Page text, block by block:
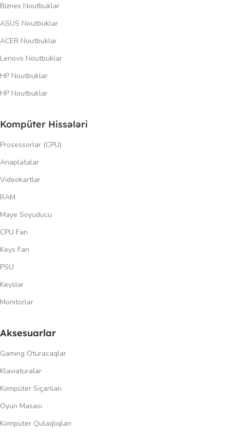
Biznes Noutbuklar
ASUS Noutbuklar
ACER Noutbuklar
Lenovo Noutbuklar
HP Noutbuklar
HP Noutbuklar
Kompüter Hissələri
Prosessorlar (CPU)
Anaplatalar
Videokartlar
RAM
Maye Soyuducu
CPU Fan
Keys Fan
PSU
Keyslər
Monitorlar
Aksesuarlar
Gaming Oturacaqlar
Klaviaturalar
Kompüter Siçanları
Oyun Masası
Kompüter Qulaqlıqları